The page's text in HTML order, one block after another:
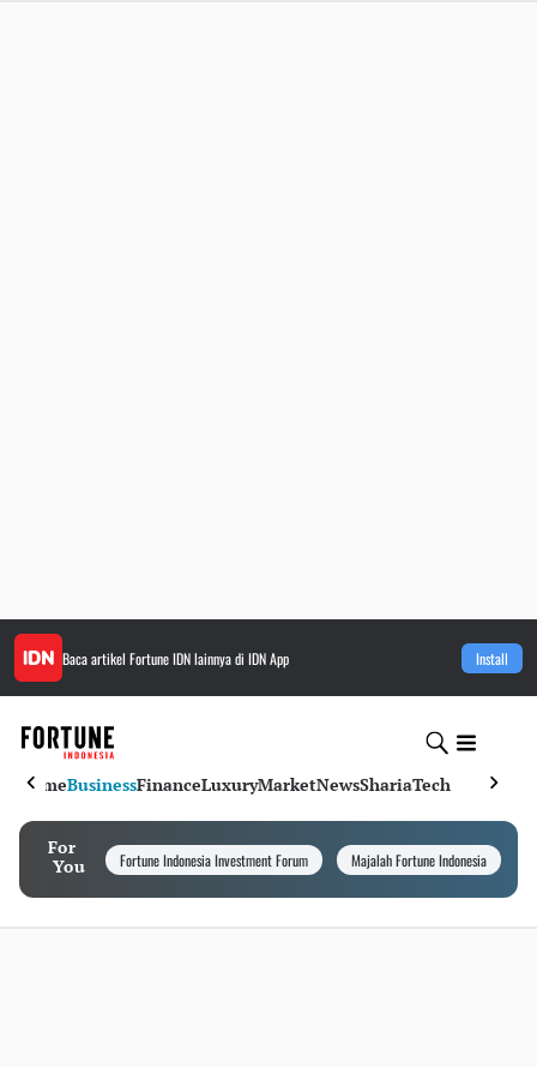
Baca artikel Fortune IDNlainnya di IDN App Install
HomeBusinessFinanceLuxuryMarketNewsShariaTech
For
You
Fortune Indonesia Investment Forum Majalah Fortune Indonesia